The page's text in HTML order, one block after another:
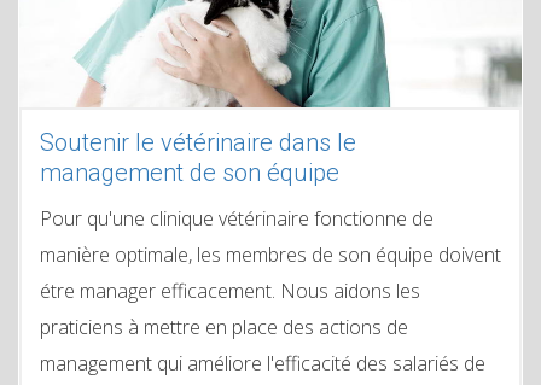
Soutenir le vétérinaire dans le
management de son équipe
Pour qu'une clinique vétérinaire fonctionne de
manière optimale, les membres de son équipe doivent
étre manager efficacement. Nous aidons les
praticiens à mettre en place des actions de
management qui améliore l'efficacité des salariés de